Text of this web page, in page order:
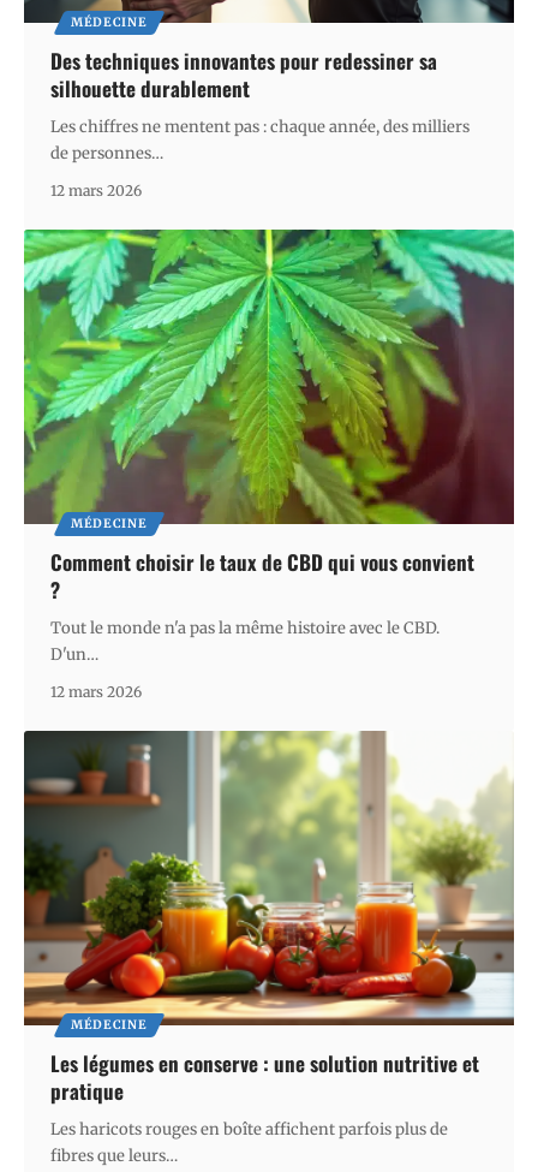
MÉDECINE
Des techniques innovantes pour redessiner sa
silhouette durablement
Les chiffres ne mentent pas : chaque année, des milliers
de personnes…
12 mars 2026
MÉDECINE
Comment choisir le taux de CBD qui vous convient
?
Tout le monde n'a pas la même histoire avec le CBD.
D'un…
12 mars 2026
MÉDECINE
Les légumes en conserve : une solution nutritive et
pratique
Les haricots rouges en boîte affichent parfois plus de
fibres que leurs…